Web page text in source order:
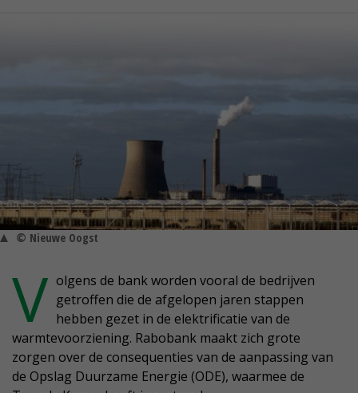
© Nieuwe Oogst
V olgens de bank worden vooral de bedrijven
getroffen die de afgelopen jaren stappen
hebben gezet in de elektrificatie van de
warmtevoorziening. Rabobank maakt zich grote
zorgen over de consequenties van de aanpassing van
de Opslag Duurzame Energie (ODE), waarmee de